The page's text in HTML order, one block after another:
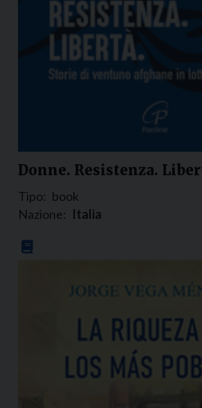
Donne. Resistenza.
Tipo: book
Nazione: Italia